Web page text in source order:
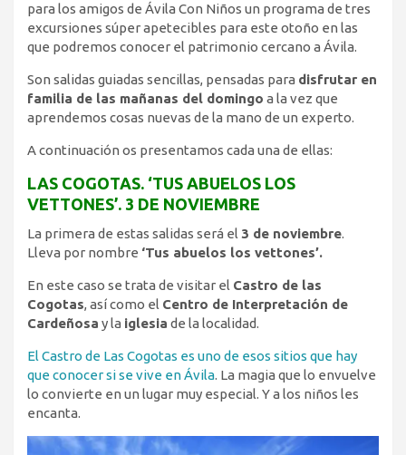
para los amigos de Ávila Con Niños un programa de tres
excursiones súper apetecibles para este otoño en las
que podremos conocer el patrimonio cercano a Ávila.
Son salidas guiadas sencillas, pensadas para disfrutar en
familia de las mañanas del domingo a la vez que
aprendemos cosas nuevas de la mano de un experto.
A continuación os presentamos cada una de ellas:
LAS COGOTAS. ‘TUS ABUELOS LOS
VETTONES’. 3 DE NOVIEMBRE
La primera de estas salidas será el 3 de noviembre.
Lleva por nombre ‘Tus abuelos los vettones’.
En este caso se trata de visitar el Castro de las
Cogotas, así como el Centro de Interpretación de
Cardeñosa y la iglesia de la localidad.
El Castro de Las Cogotas es uno de esos sitios que hay
que conocer si se vive en Ávila. La magia que lo envuelve
lo convierte en un lugar muy especial. Y a los niños les
encanta.